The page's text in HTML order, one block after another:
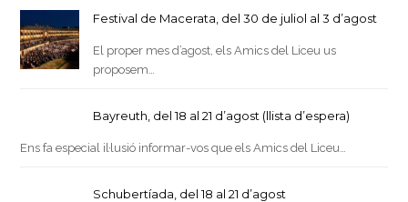
Festival de Macerata, del 30 de juliol al 3 d’agost
El proper mes d’agost, els Amics del Liceu us
proposem…
Bayreuth, del 18 al 21 d’agost (llista d’espera)
Ens fa especial il·lusió informar-vos que els Amics del Liceu…
Schubertíada, del 18 al 21 d’agost